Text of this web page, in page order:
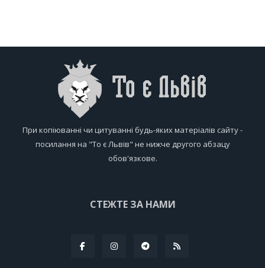
При копіюванні чи цитуванні будь-яких матеріалів сайту -
посилання на "То є Львів" не нижче другого абзацу
обов'язкове.
СТЕЖТЕ ЗА НАМИ